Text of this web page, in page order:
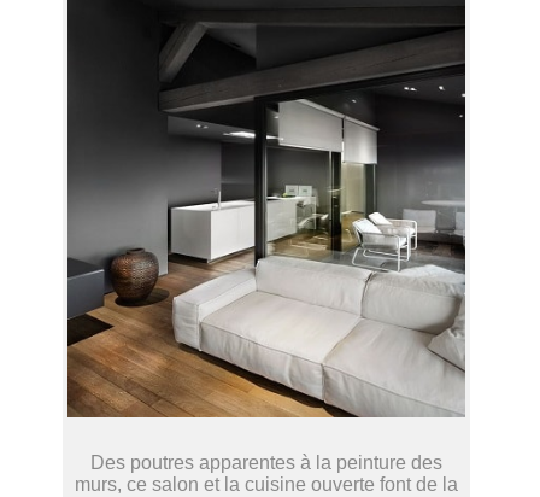
Des poutres apparentes à la peinture des
murs, ce salon et la cuisine ouverte font de la